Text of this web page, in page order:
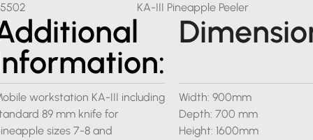
KA-III Pineapple Peeler
workstation KA-III including
89 mm knife for
sizes 7-8 and
Width: 900mm
Depth: 700 mm
Height: 1600mm